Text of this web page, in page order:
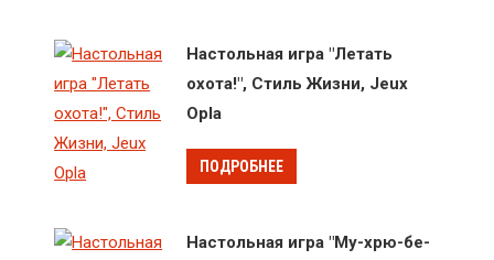
Настольная игра "Летать
охота!", Стиль Жизни, Jeux
Opla
ПОДРОБНЕЕ
Настольная игра "Му-хрю-бе-